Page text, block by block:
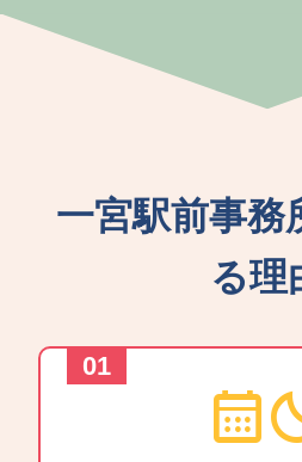
一宮駅前事務
る理
calendar_month